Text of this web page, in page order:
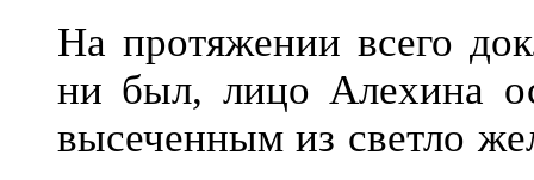
На протяжении всего
ни был, лицо Алехина
высеченным из светло